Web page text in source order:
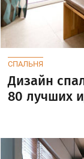
СПАЛЬНЯ
Дизайн
80 лучших